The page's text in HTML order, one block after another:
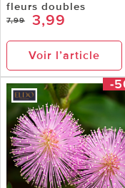
fleurs doubles
7,99 3,99
Voir l’article
-